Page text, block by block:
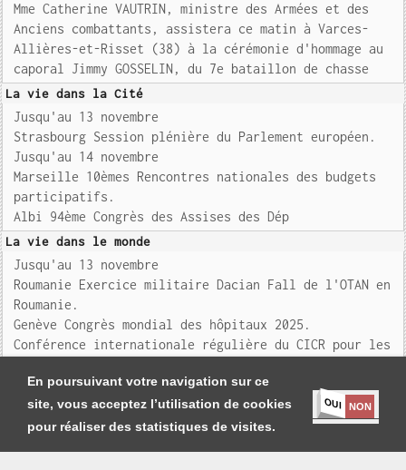
En poursuivant votre navigation sur ce
site, vous acceptez l’utilisation de cookies
pour réaliser des statistiques de visites.
OUI NON
Mme Catherine VAUTRIN, ministre des Armées et des
Anciens combattants, assistera ce matin à Varces-
Allières-et-Risset (38) à la cérémonie d'hommage au
caporal Jimmy GOSSELIN, du 7e bataillon de chasse
La vie dans la Cité
Jusqu'au 13 novembre
Strasbourg Session plénière du Parlement européen.
Jusqu'au 14 novembre
Marseille 10èmes Rencontres nationales des budgets
participatifs.
Albi 94ème Congrès des Assises des Dép
La vie dans le monde
Jusqu'au 13 novembre
Roumanie Exercice militaire Dacian Fall de l'OTAN en
Roumanie.
Genève Congrès mondial des hôpitaux 2025.
Conférence internationale régulière du CICR pour les